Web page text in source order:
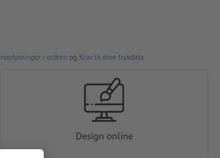
i ordren og Krav til dine trykdata
Design online